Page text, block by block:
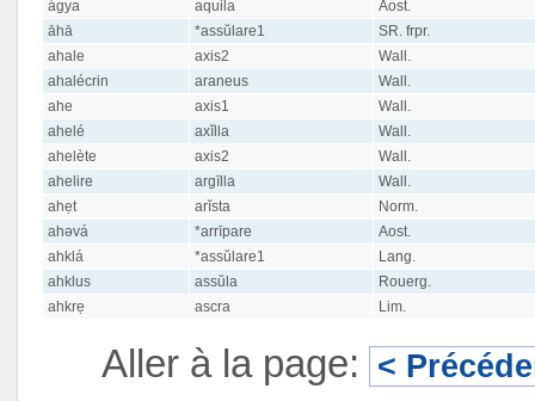
ágya
aquila
Aost.
āhā
*assŭlare1
SR. frpr.
ahale
axis2
Wall.
ahalécrin
araneus
Wall.
ahe
axis1
Wall.
ahelé
axĭlla
Wall.
ahelète
axis2
Wall.
ahelire
argīlla
Wall.
ahẹt
arĭsta
Norm.
ahəvá
*arrīpare
Aost.
ahklá
*assŭlare1
Lang.
ahklus
assŭla
Rouerg.
ahkrẹ
ascra Lim.
Aller à la page: <